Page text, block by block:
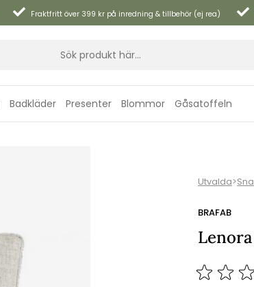
Fraktfritt över 399 kr på inredning & tillbehör (ej rea)
Badkläder Presenter Blommor Gåsatoffeln
Utvalda>
BRAFAB